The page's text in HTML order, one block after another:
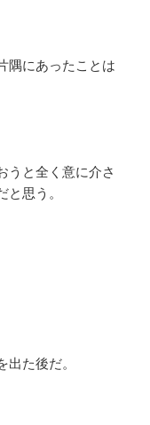
隅にあったことは
うと全く意に介さ
思う。
た後だ。